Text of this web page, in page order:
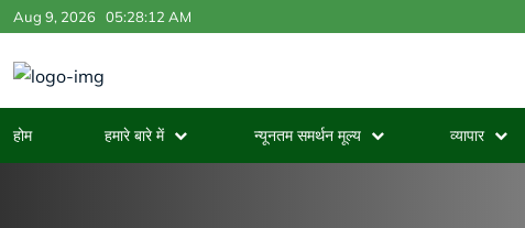
Aug 9, 2026 05:28:12 AM
होम हमारे बारे में न्यूनतम समर्थन मूल्य व्यापार